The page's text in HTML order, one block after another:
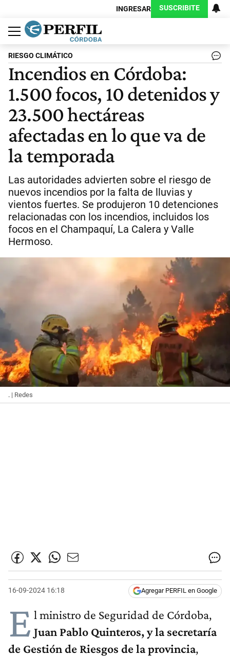
INGRESAR SUSCRIBITE
Política
Economía
Judiciales
Sociedad
Cultura
Espectáculos
Deportes
Protagonistas
RIESGO CLIMÁTICO
Incendios en Córdoba:
1.500 focos, 10 detenidos y
23.500 hectáreas
afectadas en lo que va de
la temporada
Las autoridades advierten sobre el riesgo de
nuevos incendios por la falta de lluvias y
vientos fuertes. Se produjeron 10 detenciones
relacionadas con los incendios, incluidos los
focos en el Champaquí, La Calera y Valle
Hermoso.
. | Redes
16-09-2024 16:18 Agregar PERFIL en Google
E l ministro de Seguridad de Córdoba,
Juan Pablo Quinteros, y la secretaría
de Gestión de Riesgos de la provincia,